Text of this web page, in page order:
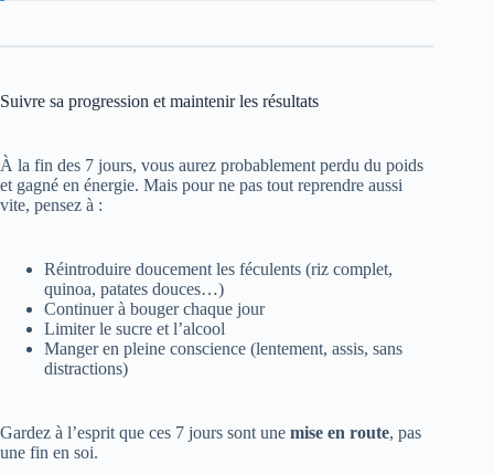
Suivre sa progression et maintenir les résultats
À la fin des 7 jours, vous aurez probablement perdu du poids
et gagné en énergie. Mais pour ne pas tout reprendre aussi
vite, pensez à :
Réintroduire doucement les féculents (riz complet,
quinoa, patates douces…)
Continuer à bouger chaque jour
Limiter le sucre et l’alcool
Manger en pleine conscience (lentement, assis, sans
distractions)
Gardez à l’esprit que ces 7 jours sont une mise en route, pas
une fin en soi.